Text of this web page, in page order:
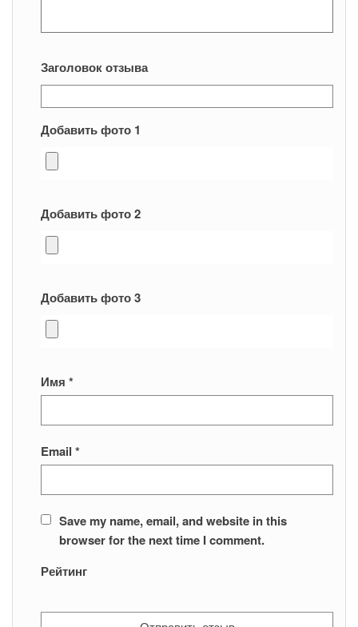
Заголовок отзыва
Добавить фото 1
Добавить фото 2
Добавить фото 3
Имя *
Email *
Save my name, email, and website in this
browser for the next time I comment.
Рейтинг